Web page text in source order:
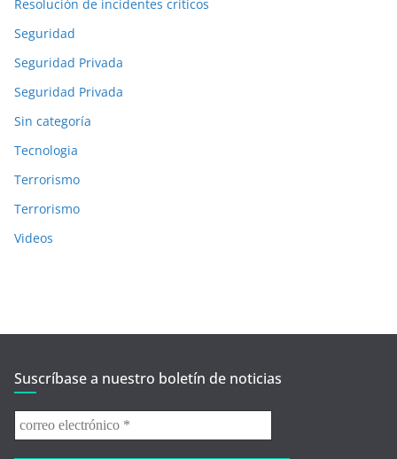
Resolución de incidentes críticos
Seguridad
Seguridad Privada
Seguridad Privada
Sin categoría
Tecnologia
Terrorismo
Terrorismo
Videos
Suscríbase a nuestro boletín de noticias